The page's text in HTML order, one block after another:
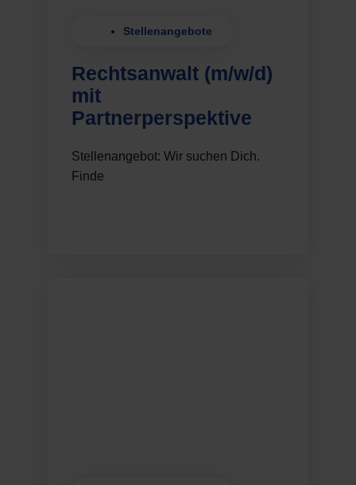
Stellenangebote
Rechtsanwalt (m/w/d)
mit
Partnerperspektive
Stellenangebot: Wir suchen Dich.
Finde